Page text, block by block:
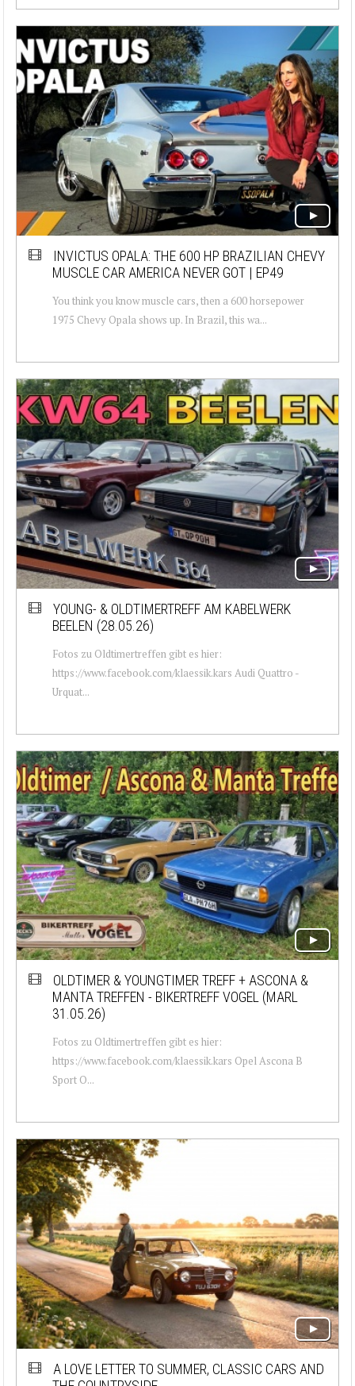
INVICTUS OPALA: THE 600 HP BRAZILIAN CHEVY
MUSCLE CAR AMERICA NEVER GOT | EP49
You think you know muscle cars, then a 600 horsepower
1975 Chevy Opala shows up. In Brazil, this wa...
YOUNG- & OLDTIMERTREFF AM KABELWERK
BEELEN (28.05.26)
Fotos zu Oldtimertreffen gibt es hier:
https://www.facebook.com/klaessik.kars Audi Quattro -
Urquat...
OLDTIMER & YOUNGTIMER TREFF + ASCONA &
MANTA TREFFEN - BIKERTREFF VOGEL (MARL
31.05.26)
Fotos zu Oldtimertreffen gibt es hier:
https://www.facebook.com/klaessik.kars Opel Ascona B
Sport O...
A LOVE LETTER TO SUMMER, CLASSIC CARS AND